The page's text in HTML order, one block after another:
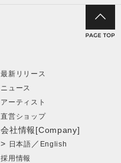
最新リリース
ニュース
アーティスト
直営ショップ
会社情報[Company]
> 日本語 ／ English
採用情報